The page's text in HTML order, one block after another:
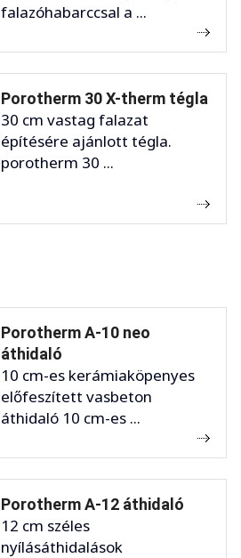
falazóhabarccsal a ...
Porotherm 30 X-therm tégla
30 cm vastag falazat
építésére ajánlott tégla.
porotherm 30 ...
Porotherm A-10 neo
áthidaló
10 cm-es kerámiaköpenyes
előfeszített vasbeton
áthidaló 10 cm-es ...
Porotherm A-12 áthidaló
12 cm széles
nyílásáthidalások